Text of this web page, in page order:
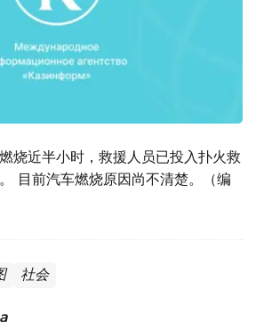
烧近半小时，救援人员已投入扑火救
目前汽车燃烧原因尚不清楚。（编
社会